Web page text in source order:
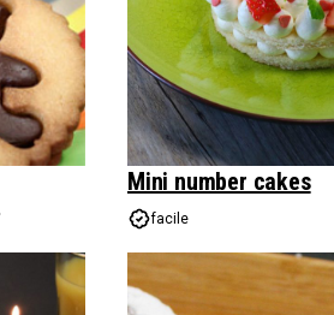
Mini number cakes
facile